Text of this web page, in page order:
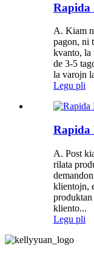
Rapida
A. Kiam
pagon, ni
kvanto, la
de 3-5
la varojn
Legu pli
Rapida
A. Post
rilata
klientojn,
kliento...
Legu pli